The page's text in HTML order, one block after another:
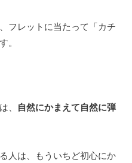
フレットに当たって「カチ
。
、
自然にかまえて自然に弾
人は、もういちど初心にか